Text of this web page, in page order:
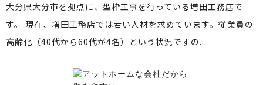
大分県大分市を拠点に、型枠工事を行っている増田工務店で
す。 現在、増田工務店では若い人材を求めています。従業員の
高齢化（40代から60代が4名）という状況ですの...